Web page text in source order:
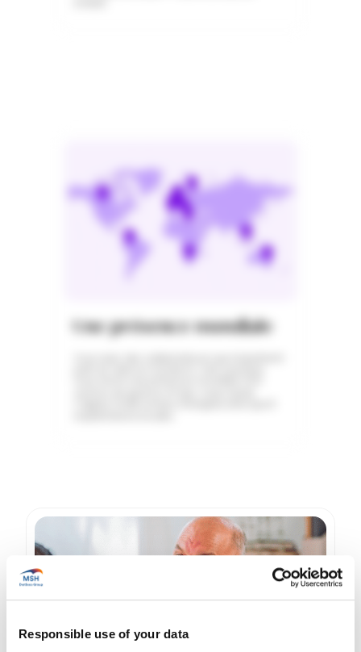
Responsible use of your data
Une présence mondiale